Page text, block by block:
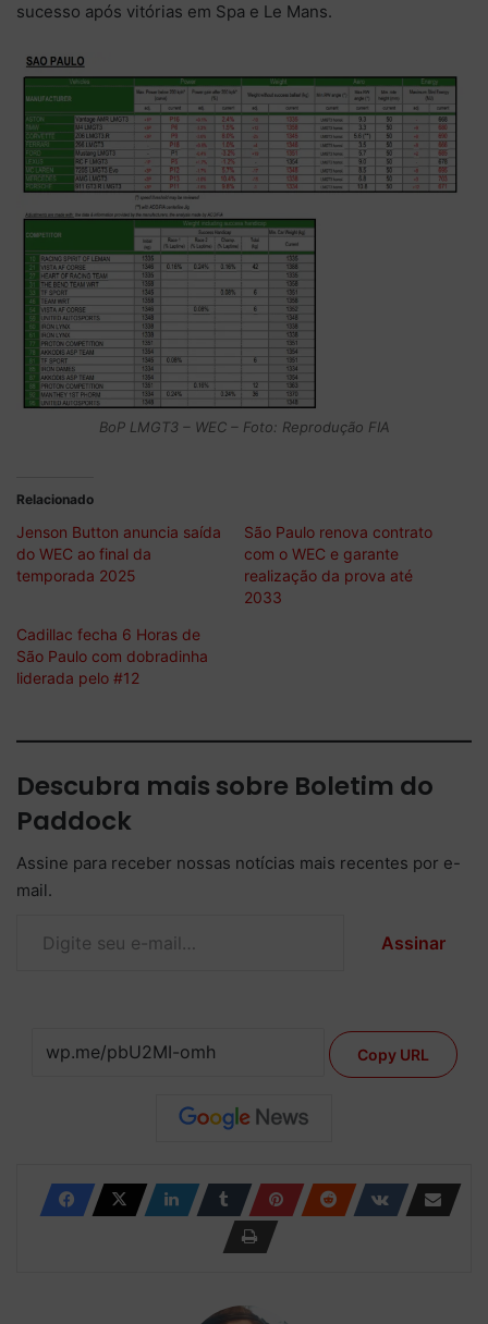
sucesso após vitórias em Spa e Le Mans.
BoP LMGT3 – WEC – Foto: Reprodução FIA
Relacionado
Jenson Button anuncia saída
do WEC ao final da
temporada 2025
São Paulo renova contrato
com o WEC e garante
realização da prova até
2033
Cadillac fecha 6 Horas de
São Paulo com dobradinha
liderada pelo #12
Descubra mais sobre Boletim do
Paddock
Assine para receber nossas notícias mais recentes por e-
mail.
Assinar
Copy URL